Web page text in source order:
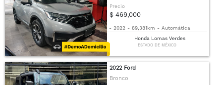
Precio
$ 469,000
- 2022 - 89,381km - Automática
Honda Lomas Verdes
ESTADO DE MÉXICO
2022 Ford
Bronco